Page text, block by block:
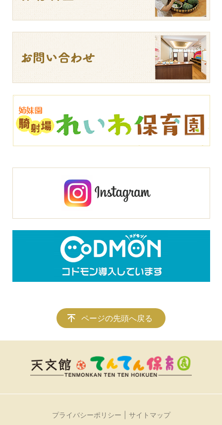
ページの先頭へ戻る
プライバシーポリシー サイトマップ